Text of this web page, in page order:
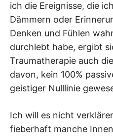
ich die Ereignisse, die
Dämmern oder
Denken und Fühlen
durchlebt habe, ergibt
Traumatherapie auch
davon, kein 100%
geistiger Nulllinie
Ich will es nicht
fieberhaft manche